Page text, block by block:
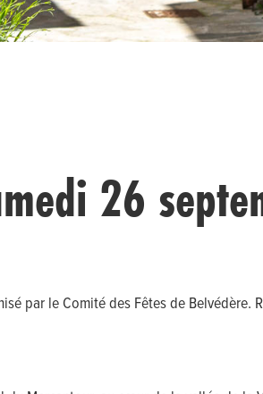
26
par le Comité des Fêtes de Belvédère.